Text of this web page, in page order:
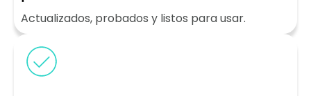
Actualizados, probados y listos para usar.